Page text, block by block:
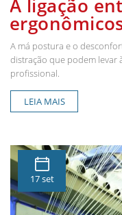
A ligação
A má postura e o
distração que podem levar
profissional.
LEIA MAIS
17 set